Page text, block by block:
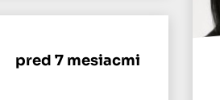
pred 7 mesiacmi